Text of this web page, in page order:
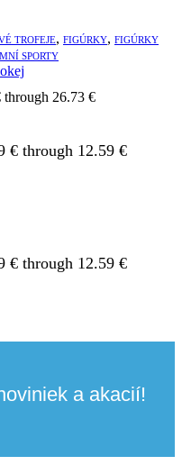
TROFEJE, FIGÚRKY, FIGÚRKY
SPORTY
through 26.73 €
€ through 12.59 €
€ through 12.59 €
a akacií!